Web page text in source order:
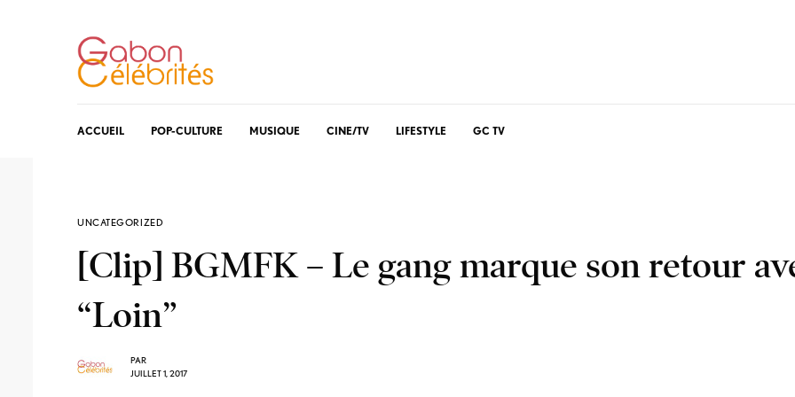
ACCUEIL POP-CULTURE MUSIQUE CINE/TV LIFESTYLE GC TV
UNCATEGORIZED
[Clip] BGMFK – Le gang marque son retour
“Loin”
PAR
JUILLET 1, 2017